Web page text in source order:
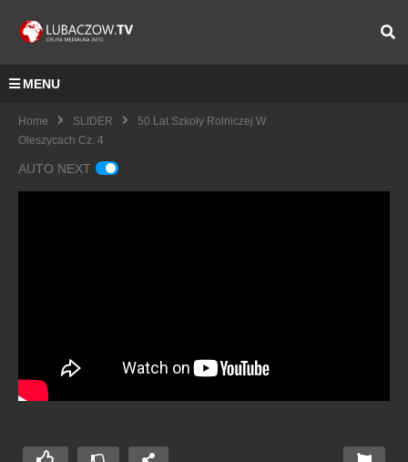
MENU
Home SLIDER
50 Lat Szkoły Rolniczej W
Oleszycach Cz. 4
AUTO NEXT